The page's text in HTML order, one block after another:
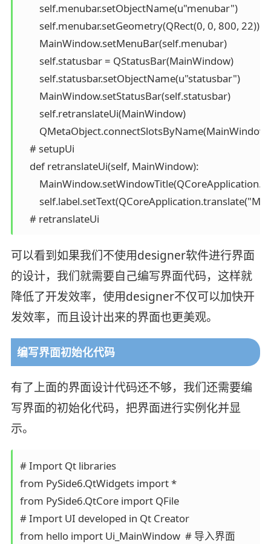
        self.menubar.setObjectName(u"menubar")
        self.menubar.setGeometry(QRect(0, 0, 800, 22))
        MainWindow.setMenuBar(self.menubar)
        self.statusbar = QStatusBar(MainWindow)
        self.statusbar.setObjectName(u"statusbar")
        MainWindow.setStatusBar(self.statusbar)
        self.retranslateUi(MainWindow)
        QMetaObject.connectSlotsByName(MainWindow)
    # setupUi
    def retranslateUi(self, MainWindow):
    # retranslateUi
可以看到如果我们不使用designer软件进行界面
的设计，我们就需要自己编写界面代码，这样就
降低了开发效率，使用designer不仅可以加快开
发效率，而且设计出来的界面也更美观。
编写界面初始化代码
有了上面的界面设计代码还不够，我们还需要编
写界面的初始化代码，把界面进行实例化并显
示。
# Import Qt libraries
from PySide6.QtWidgets import *
from PySide6.QtCore import QFile
# Import UI developed in Qt Creator
from hello import Ui_MainWindow  # 导入界面